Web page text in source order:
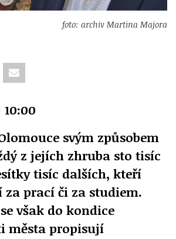
foto: archiv Martina Majora
svým způsobem
z jejích zhruba sto tisíc
tisíc dalších, kteří
za prací či za studiem.
však do kondice
města propisují